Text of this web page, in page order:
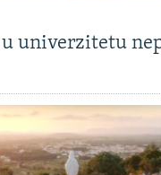
univerzitetu